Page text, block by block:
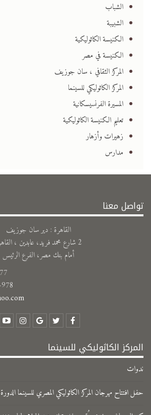
الشباب
الشبيبة
الكنيسة الكاثوليكية
الكنيسة في مصر
المركز الثقافي ، سان جوزيف
المركز الكاثوليكي للسينما
المسيرة الفرنسيسكانية
تعليم الكنيسة الكاثوليكية
زهيرات وأزهار
مدارس
تواصل معنا
القاهرة : دير سان جوزيف
2 شارع محمد فريد، عابدين ، القاهرة
أمام بنك مصر، الفرع الرئيس
المركز الكاثوليكي للسينما
ندوات
حفل افتتاح مهرجان المركز الكاثوليكي المصري للسينما الدورة ٧٤